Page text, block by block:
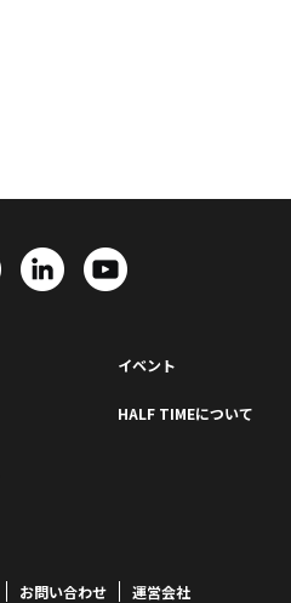
イベント
HALF TIMEについて
お問い合わせ 運営会社